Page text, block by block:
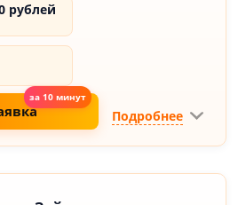
рублей
Подробнее